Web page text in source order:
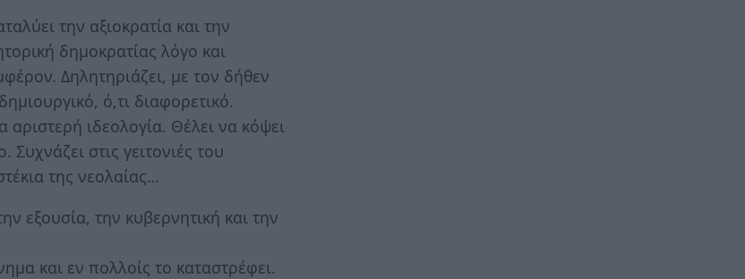
την αξιοκρατία και την
δημοκρατίας λόγο και
Δηλητηριάζει, με τον δήθεν
ό,τι διαφορετικό.
αριστερή ιδεολογία. Θέλει να κόψει
στις γειτονιές του
της νεολαίας…
εξουσία, την κυβερνητική και την
και εν πολλοίς το καταστρέφει.